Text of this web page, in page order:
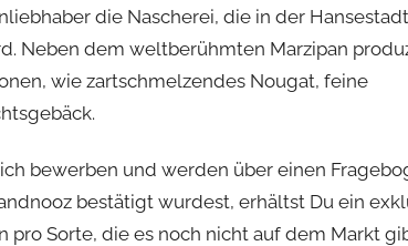
die Nascherei, die in der
Neben dem weltberühmten Marzipan
wie zartschmelzendes Nougat, feine
bewerben und werden über einen
bestätigt wurdest, erhältst Du ein
Sorte, die es noch nicht auf dem Markt